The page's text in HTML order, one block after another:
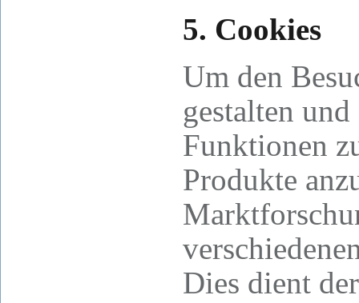
5. Cookies
Um den
gestalten
Funktionen
Produkte
Dies dient